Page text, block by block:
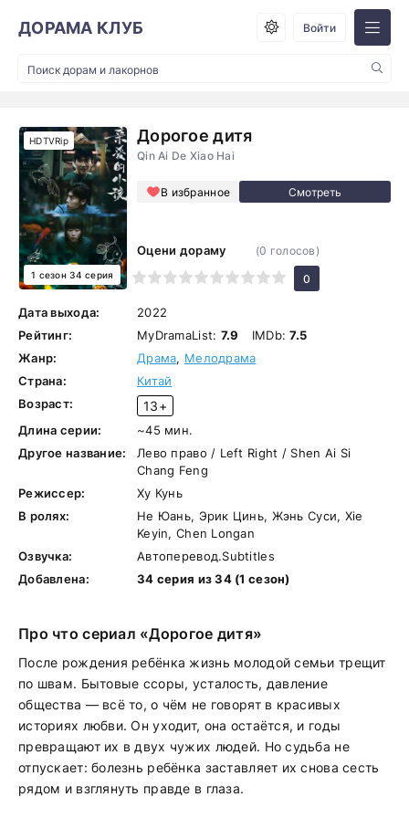
ДОРАМА КЛУБ Войти
Дорогое дитя
Qin Ai De Xiao Hai
В избранное
HDTVRip
1 сезон 34 серия
Оцени дораму
1
2 3 4 5 6 7 8 9 10
(0 голосов)
0
Дата выхода:
2022
Рейтинг:
MyDramaList: 7.9 IMDb:7.5
Жанр:
Драма, Мелодрама
Страна:
Китай
Возраст:
13+
Длина серии:
~45 мин.
Другое название:
Лево право / Left Right / Shen Ai Si
Chang Feng
Режиссер:
Ху Кунь
В ролях:
Не Юань, Эрик Цинь, Жэнь Суси, Xie
Keyin, Chen Longan
Озвучка:
Автоперевод.Subtitles
Добавлена:
34 серия из 34 (1 сезон)
Про что сериал «Дорогое дитя»
После рождения ребёнка жизнь молодой семьи трещит
по швам. Бытовые ссоры, усталость, давление
общества — всё то, о чём не говорят в красивых
историях любви. Он уходит, она остаётся, и годы
превращают их в двух чужих людей. Но судьба не
отпускает: болезнь ребёнка заставляет их снова сесть
рядом и взглянуть правде в глаза.